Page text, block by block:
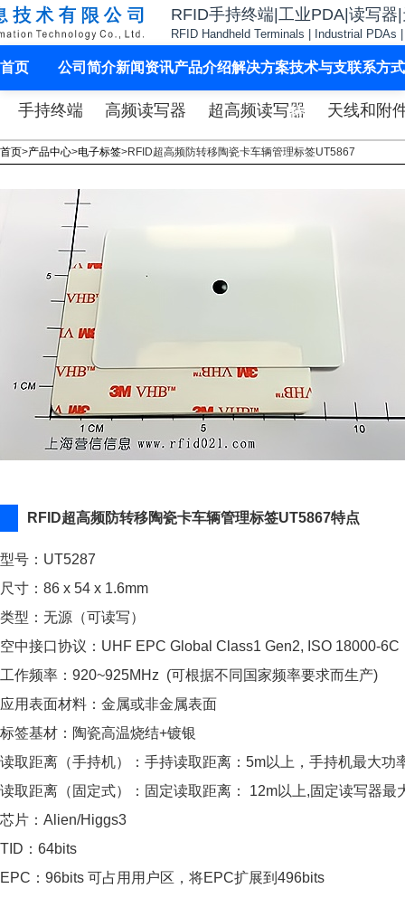
RFID手持终端|工业PDA|读写器
RFID Handheld Terminals | Industrial PDAs
首页 公司简介新闻资讯产品介绍解决方案技术与支
持
联系方式
手持终端 高频读写器 超高频读写器 天线和附
首页>产品中心>电子标签>RFID超高频防转移陶瓷卡车辆管理标签UT5867
RFID超高频防转移陶瓷卡车辆管理标签UT5867特点
型号：UT5287
尺寸：86 x 54 x 1.6mm
类型：无源（可读写）
空中接口协议：UHF EPC Global Class1 Gen2, ISO 18000-6C
工作频率：920~925MHz (可根据不同国家频率要求而生产)
应用表面材料：金属或非金属表面
标签基材：陶瓷高温烧结+镀银
读取距离（手持机）：手持读取距离：5m以上，手持机最大功
读取距离（固定式）：固定读取距离： 12m以上,固定读写器最
芯片：Alien/Higgs3
TID：64bits
EPC：96bits 可占用用户区，将EPC扩展到496bits